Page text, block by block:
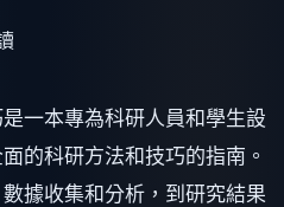
一本專為科研人員和學生設
的科研方法和技巧的指南。
據收集和分析，到研究結果